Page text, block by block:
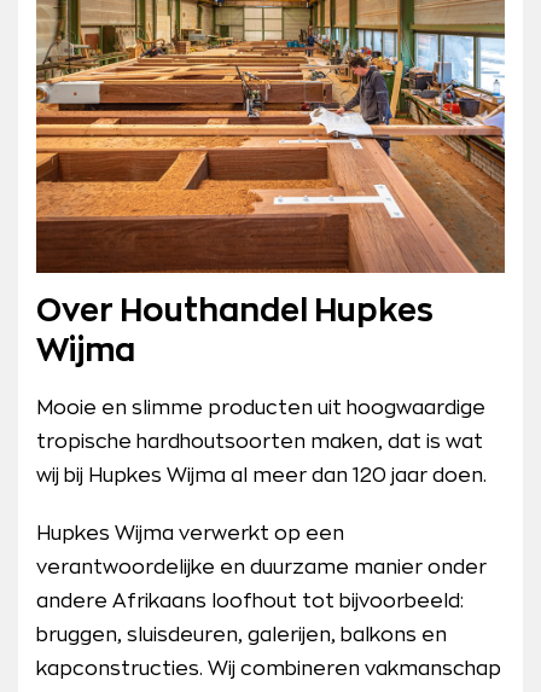
Over Houthandel Hupkes
Wijma
Mooie en slimme producten uit hoogwaardige
tropische hardhoutsoorten maken, dat is wat
wij bij Hupkes Wijma al meer dan 120 jaar doen.
Hupkes Wijma verwerkt op een
verantwoordelijke en duurzame manier onder
andere Afrikaans loofhout tot bijvoorbeeld:
bruggen, sluisdeuren, galerijen, balkons en
kapconstructies. Wij combineren vakmanschap